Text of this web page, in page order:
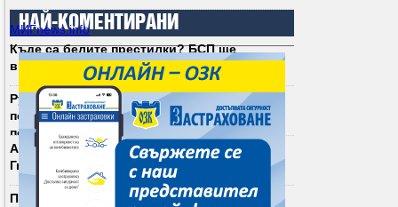
НАЙ-КОМЕНТИРАНИ
Къде са белите престилки? БСП ще
връща социализЪма у нас (снимки)
Румен Радев не се срива. Срива се
политическият модел, който той
победи
Асен Василев е сигурен: Андрей
Гюров ще е президент на България
Патриарх Даниил прекъсна литургия
МИГnews.info